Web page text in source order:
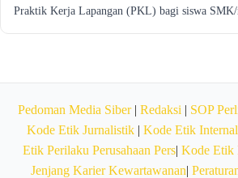
Praktik Kerja Lapangan (PKL) bagi siswa SMK/
Pedoman Media Siber| Redaksi | SOP
Kode Etik Jurnalistik| Kode Etik Internal
Etik Perilaku Perusahaan Pers| Kode Etik
Jenjang Karier Kewartawanan|